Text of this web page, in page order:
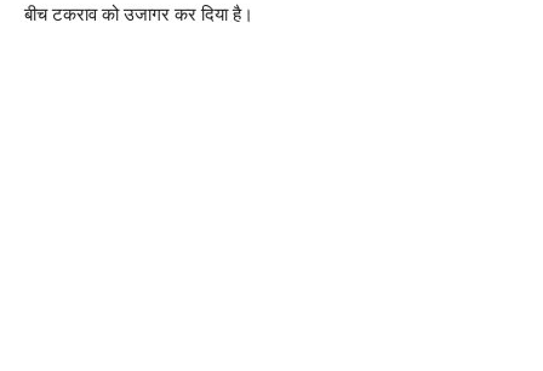
बीच टकराव को उजागर कर दिया है।